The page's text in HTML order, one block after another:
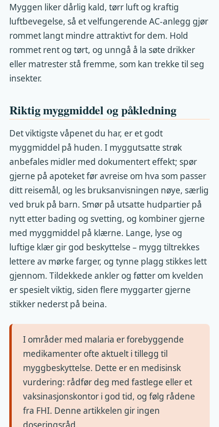
Myggen liker dårlig kald, tørr luft og kraftig
luftbevegelse, så et velfungerende AC-anlegg gjør
rommet langt mindre attraktivt for dem. Hold
rommet rent og tørt, og unngå å la søte drikker
eller matrester stå fremme, som kan trekke til seg
insekter.
Riktig myggmiddel og påkledning
Det viktigste våpenet du har, er et godt
myggmiddel på huden. I myggutsatte strøk
anbefales midler med dokumentert effekt; spør
gjerne på apoteket før avreise om hva som passer
ditt reisemål, og les bruksanvisningen nøye, særlig
ved bruk på barn. Smør på utsatte hudpartier på
nytt etter bading og svetting, og kombiner gjerne
med myggmiddel på klærne. Lange, lyse og
luftige klær gir god beskyttelse – mygg tiltrekkes
lettere av mørke farger, og tynne plagg stikkes lett
gjennom. Tildekkede ankler og føtter om kvelden
er spesielt viktig, siden flere myggarter gjerne
stikker nederst på beina.
I områder med malaria er forebyggende
medikamenter ofte aktuelt i tillegg til
myggbeskyttelse. Dette er en medisinsk
vurdering: rådfør deg med fastlege eller et
vaksinasjonskontor i god tid, og følg rådene
fra FHI. Denne artikkelen gir ingen